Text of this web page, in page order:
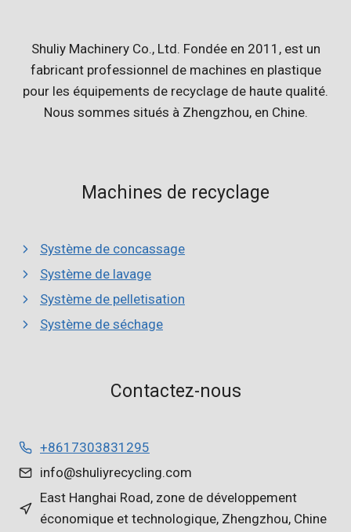
Shuliy Machinery Co., Ltd. Fondée en 2011, est un
fabricant professionnel de machines en plastique
pour les équipements de recyclage de haute qualité.
Nous sommes situés à Zhengzhou, en Chine.
Machines de recyclage
Système de concassage
Système de lavage
Système de pelletisation
Système de séchage
Contactez-nous
+8617303831295
info@shuliyrecycling.com
East Hanghai Road, zone de développement
économique et technologique, Zhengzhou, Chine